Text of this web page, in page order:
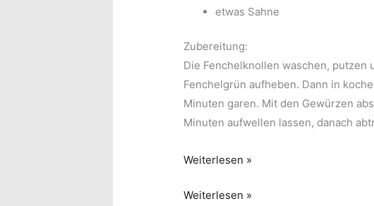
etwas Sahne
Zubereitung:
Die Fenchelknollen waschen, putzen
Fenchelgrün aufheben. Dann in
Minuten garen. Mit den Gewürzen
Minuten aufwellen lassen, danach
Überbackener
Weiterlesen »
Überbackener
Weiterlesen »